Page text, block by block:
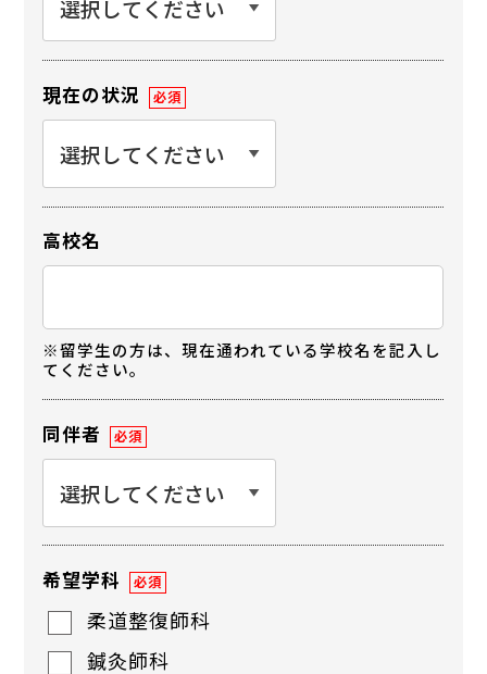
現在の状況 必須
高校名
※留学生の方は、現在通われている学校名を記入し
てください。
同伴者 必須
希望学科 必須
柔道整復師科
鍼灸師科